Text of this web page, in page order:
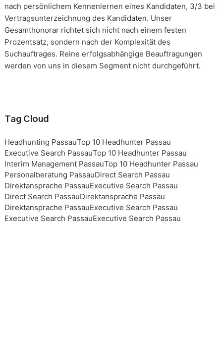
nach persönlichem Kennenlernen eines Kandidaten, 3/3 bei
Vertragsunterzeichnung des Kandidaten. Unser
Gesamthonorar richtet sich nicht nach einem festen
Prozentsatz, sondern nach der Komplexität des
Suchauftrages. Reine erfolgsabhängige Beauftragungen
werden von uns in diesem Segment nicht durchgeführt.
Tag Cloud
Headhunting PassauTop 10 Headhunter Passau
Executive Search PassauTop 10 Headhunter Passau
Interim Management PassauTop 10 Headhunter Passau
Personalberatung PassauDirect Search Passau
Direktansprache PassauExecutive Search Passau
Direct Search PassauDirektansprache Passau
Direktansprache PassauExecutive Search Passau
Executive Search PassauExecutive Search Passau